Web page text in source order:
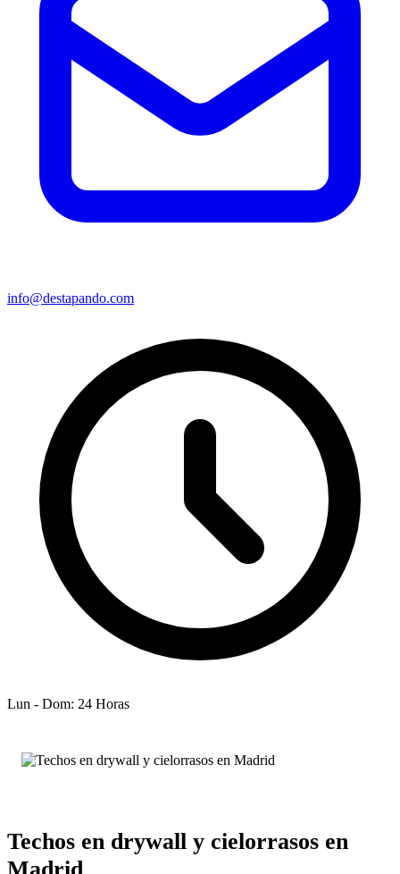
info@destapando.com
Lun - Dom: 24 Horas
Techos en drywall y cielorrasos en